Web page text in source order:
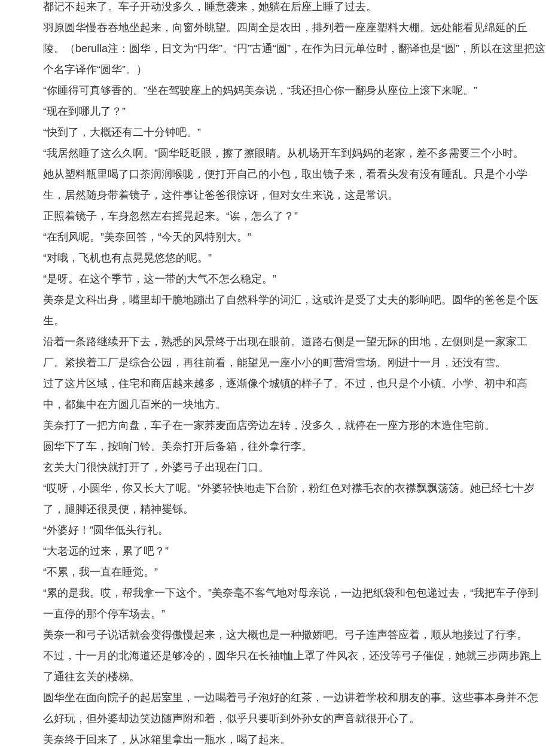
都记不起来了。车子开动没多久，睡意袭来，她躺在后座上睡了过去。
羽原圆华慢吞吞地坐起来，向窗外眺望。四周全是农田，排列着一座座塑料大棚。远处能看见绵延的丘
陵。（berulla注：圆华，日文为“円华”。“円”古通“圆”，在作为日元单位时，翻译也是“圆”，所以在这里把这
个名字译作“圆华”。）
“你睡得可真够香的。”坐在驾驶座上的妈妈美奈说，“我还担心你一翻身从座位上滚下来呢。”
“现在到哪儿了？”
“快到了，大概还有二十分钟吧。”
“我居然睡了这么久啊。”圆华眨眨眼，擦了擦眼睛。从机场开车到妈妈的老家，差不多需要三个小时。
她从塑料瓶里喝了口茶润润喉咙，便打开自己的小包，取出镜子来，看看头发有没有睡乱。只是个小学
生，居然随身带着镜子，这件事让爸爸很惊讶，但对女生来说，这是常识。
正照着镜子，车身忽然左右摇晃起来。“诶，怎么了？”
“在刮风呢。”美奈回答，“今天的风特别大。”
“对哦，飞机也有点晃晃悠悠的呢。”
“是呀。在这个季节，这一带的大气不怎么稳定。”
美奈是文科出身，嘴里却干脆地蹦出了自然科学的词汇，这或许是受了丈夫的影响吧。圆华的爸爸是个医
生。
沿着一条路继续开下去，熟悉的风景终于出现在眼前。道路右侧是一望无际的田地，左侧则是一家家工
厂。紧挨着工厂是综合公园，再往前看，能望见一座小小的町营滑雪场。刚进十一月，还没有雪。
过了这片区域，住宅和商店越来越多，逐渐像个城镇的样子了。不过，也只是个小镇。小学、初中和高
中，都集中在方圆几百米的一块地方。
美奈打了一把方向盘，车子在一家荞麦面店旁边左转，没多久，就停在一座方形的木造住宅前。
圆华下了车，按响门铃。美奈打开后备箱，往外拿行李。
玄关大门很快就打开了，外婆弓子出现在门口。
“哎呀，小圆华，你又长大了呢。”外婆轻快地走下台阶，粉红色对襟毛衣的衣襟飘飘荡荡。她已经七十岁
了，腿脚还很灵便，精神矍铄。
“外婆好！”圆华低头行礼。
“大老远的过来，累了吧？”
“不累，我一直在睡觉。”
“累的是我。哎，帮我拿一下这个。”美奈毫不客气地对母亲说，一边把纸袋和包包递过去，“我把车子停到
一直停的那个停车场去。”
美奈一和弓子说话就会变得傲慢起来，这大概也是一种撒娇吧。弓子连声答应着，顺从地接过了行李。
不过，十一月的北海道还是够冷的，圆华只在长袖t恤上罩了件风衣，还没等弓子催促，她就三步两步跑上
了通往玄关的楼梯。
圆华坐在面向院子的起居室里，一边喝着弓子泡好的红茶，一边讲着学校和朋友的事。这些事本身并不怎
么好玩，但外婆却边笑边随声附和着，似乎只要听到外孙女的声音就很开心了。
美奈终于回来了，从冰箱里拿出一瓶水，喝了起来。